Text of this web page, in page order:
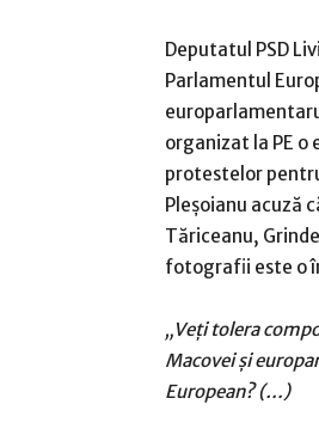
Deputatul PSD
Parlamentul
organizat la PE
protestelor
Pleşoianu acuză
Tăriceanu,
fotografii este o
„Veţi tolera
Macovei şi
European? (…)